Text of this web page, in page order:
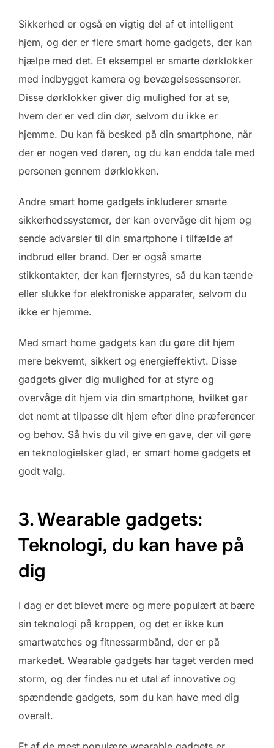
Sikkerhed er også en vigtig del af et intelligent
hjem, og der er flere smart home gadgets, der kan
hjælpe med det. Et eksempel er smarte dørklokker
med indbygget kamera og bevægelsessensorer.
Disse dørklokker giver dig mulighed for at se,
hvem der er ved din dør, selvom du ikke er
hjemme. Du kan få besked på din smartphone, når
der er nogen ved døren, og du kan endda tale med
personen gennem dørklokken.
Andre smart home gadgets inkluderer smarte
sikkerhedssystemer, der kan overvåge dit hjem og
sende advarsler til din smartphone i tilfælde af
indbrud eller brand. Der er også smarte
stikkontakter, der kan fjernstyres, så du kan tænde
eller slukke for elektroniske apparater, selvom du
ikke er hjemme.
Med smart home gadgets kan du gøre dit hjem
mere bekvemt, sikkert og energieffektivt. Disse
gadgets giver dig mulighed for at styre og
overvåge dit hjem via din smartphone, hvilket gør
det nemt at tilpasse dit hjem efter dine præferencer
og behov. Så hvis du vil give en gave, der vil gøre
en teknologielsker glad, er smart home gadgets et
godt valg.
3. Wearable gadgets:
Teknologi, du kan have på
dig
I dag er det blevet mere og mere populært at bære
sin teknologi på kroppen, og det er ikke kun
smartwatches og fitnessarmbånd, der er på
markedet. Wearable gadgets har taget verden med
storm, og der findes nu et utal af innovative og
spændende gadgets, som du kan have med dig
overalt.